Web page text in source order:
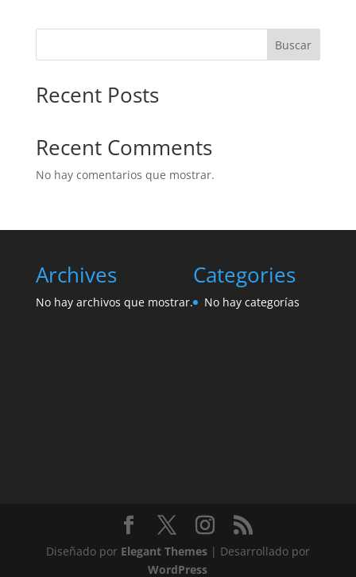
Buscar
Recent Posts
Recent Comments
No hay comentarios que mostrar.
Archives
No hay archivos que mostrar.
Categories
No hay categorías
Diseñado por Elegant Themes| Desarrollado por
WordPress